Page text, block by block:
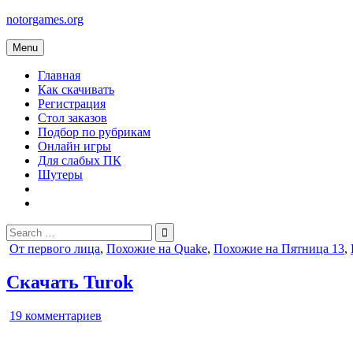
Skip
content
notorgames.org
Menu
Главная
Как скачивать
Регистрация
Стол заказов
Подбор по рубрикам
Онлайн игры
Для слабых ПК
Шутеры
Search
for:
Posted
От первого лица, Похожие на Quake, Похожие на Пятница 13,
Скачать Turok
19 комментариев